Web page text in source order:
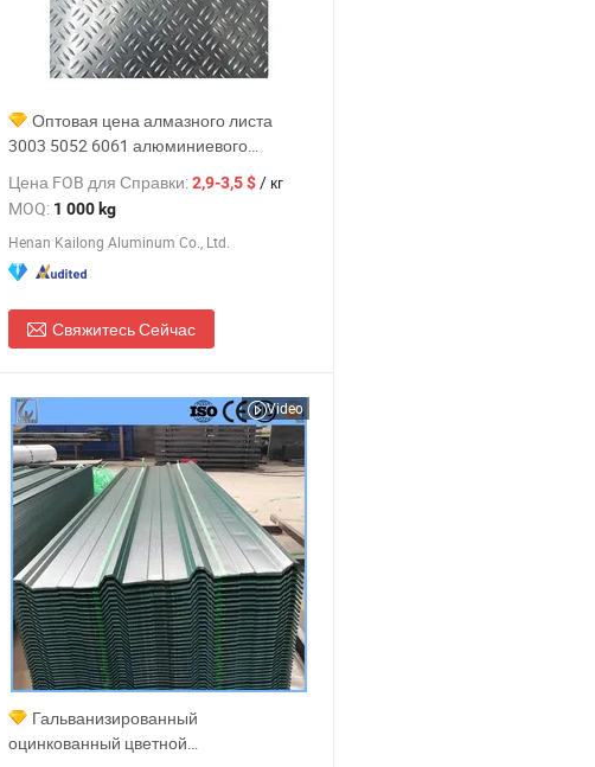
/ Тонн.
Оптовая цена алмазного листа
3003 5052 6061 алюминиевого
перфорированного алюминиевого
листа
Цена FOB для Справки:2,9-3,5 $/ кг
MOQ: 1 000 kg
Henan Kailong Aluminum Co., Ltd.
Свяжитесь Сейчас
Video
Гальванизированный
оцинкованный цветной